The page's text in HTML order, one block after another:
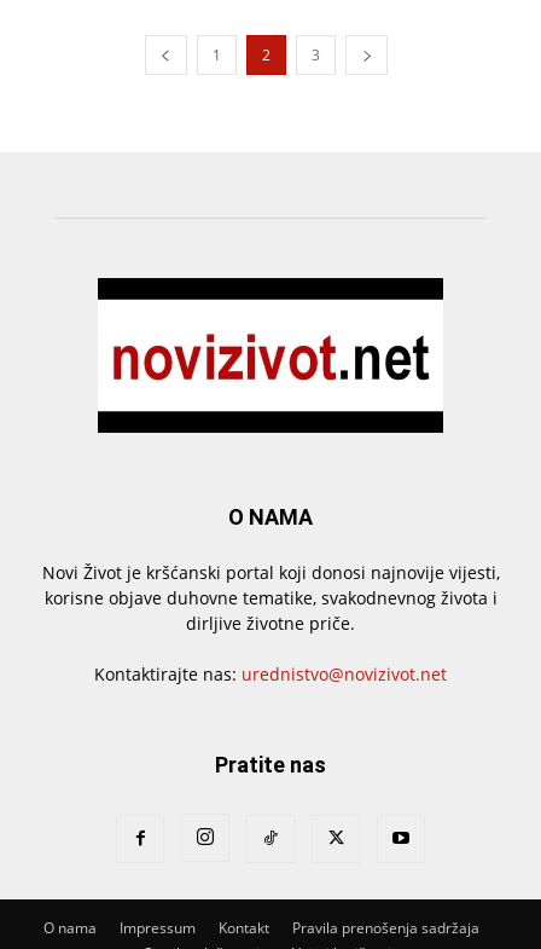
1 2 3
O NAMA
Novi Život je kršćanski portal koji donosi najnovije vijesti,
korisne objave duhovne tematike, svakodnevnog života i
dirljive životne priče.
Kontaktirajte nas: urednistvo@novizivot.net
Pratite nas
O nama Impressum Kontakt
Pravila prenošenja sadržaja